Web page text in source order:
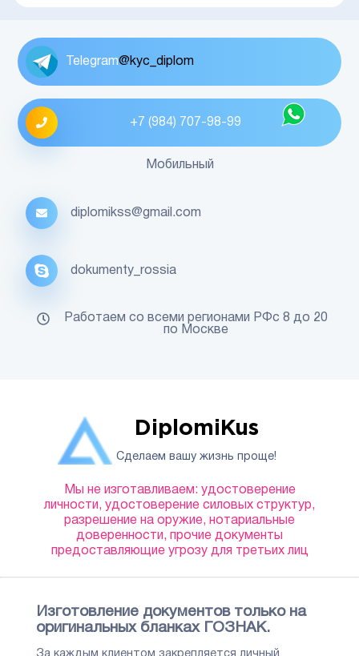
DiplomiKus
Сделаем вашу жизнь проще!
Мы не изготавливаем: удостоверение
личности, удостоверение силовых структур,
разрешение на оружие, нотариальные
доверенности, прочие документы
предоставляющие угрозу для третьих лиц
Изготовление документов только на
оригинальных бланках ГОЗНАК.
Telegram@kyc_diplom
+7 (984) 707-98-99
Мобильный
diplomikss@gmail.com
dokumenty_rossia
Работаем со всеми регионами РФс 8 до 20
по Москве